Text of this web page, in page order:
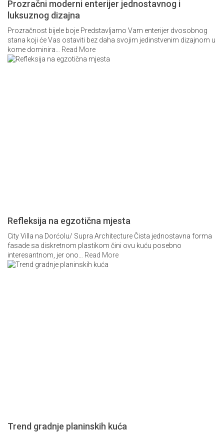
Prozračni moderni enterijer jednostavnog i
luksuznog dizajna
Prozračnost bijele boje Predstavljamo Vam enterijer dvosobnog
stana koji će Vas ostaviti bez daha svojim jedinstvenim dizajnom u
kome dominira
Read More
Refleksija na egzotična mjesta
City Villa na Dorćolu/ Supra Architecture Čista jednostavna forma
fasade sa diskretnom plastikom čini ovu kuću posebno
interesantnom, jer ono
Read More
Trend gradnje planinskih kuća